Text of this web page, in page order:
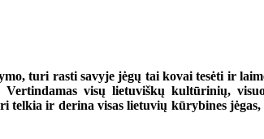
turi rasti savyje jėgų tai kovai tesėti ir
visų lietuviškų kultūrinių,
telkia ir derina visas lietuvių kūrybines